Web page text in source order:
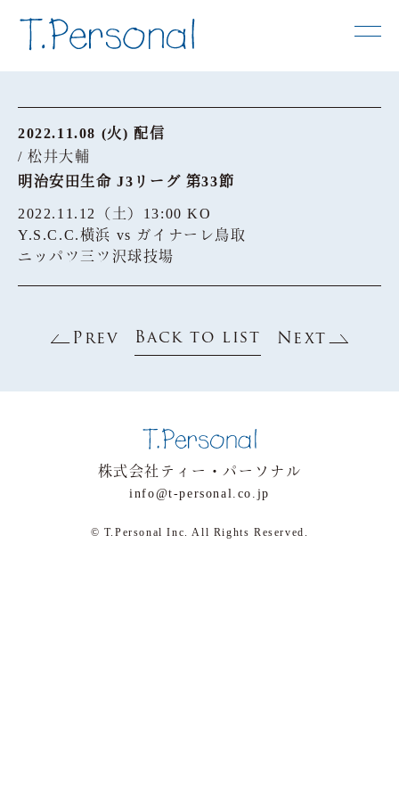
2022.11.08 (火) 配信
/ 松井大輔
明治安田生命 J3リーグ 第33節
2022.11.12（土）13:00 KO
Y.S.C.C.横浜 vs ガイナーレ鳥取
ニッパツ三ツ沢球技場
Prev Back to list Next
株式会社ティー・パーソナル
info@t-personal.co.jp
© T.Personal Inc. All Rights Reserved.